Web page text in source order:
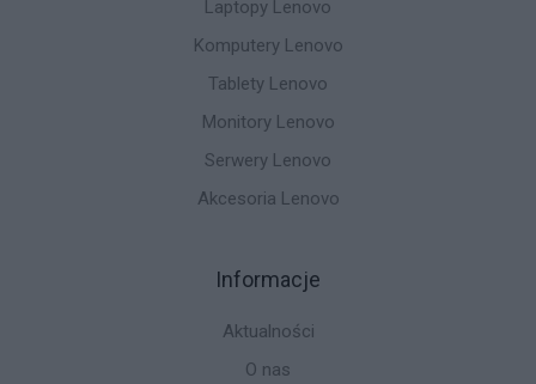
Laptopy Lenovo
Komputery Lenovo
Tablety Lenovo
Monitory Lenovo
Serwery Lenovo
Akcesoria Lenovo
Informacje
Aktualności
O nas